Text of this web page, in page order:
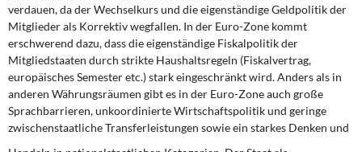
Rosa-Luxemburg-Stiftung
Über mich
Kontakt
verdauen, da der Wechselkurs und die eigenständige Geldpolitik der
Mitglieder als Korrektiv wegfallen. In der Euro-Zone kommt
erschwerend dazu, dass die eigenständige Fiskalpolitik der
Mitgliedstaaten durch strikte Haushaltsregeln (Fiskalvertrag,
europäisches Semester etc.) stark eingeschränkt wird. Anders als in
anderen Währungsräumen gibt es in der Euro-Zone auch große
Sprachbarrieren, unkoordinierte Wirtschaftspolitik und geringe
zwischenstaatliche Transferleistungen sowie ein starkes Denken und